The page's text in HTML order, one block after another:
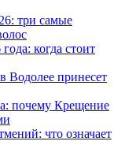
три самые
когда стоит
Водолее принесет
почему Крещение
что означает